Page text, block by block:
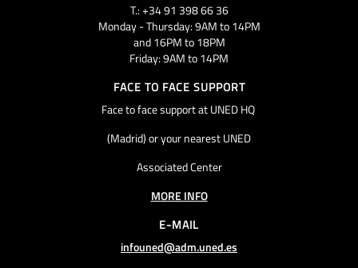
T.: +34 91 398 66 36
Monday - Thursday: 9AM to 14PM
and 16PM to 18PM
Friday: 9AM to 14PM
FACE TO FACE SUPPORT
Face to face support at UNED HQ
(Madrid) or your nearest UNED
Associated Center
MORE INFO
E-MAIL
infouned@adm.uned.es